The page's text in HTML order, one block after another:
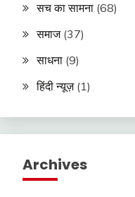
सच का सामना (68)
समाज(37)
साधना (9)
हिंदी न्यूज़(1)
Archives